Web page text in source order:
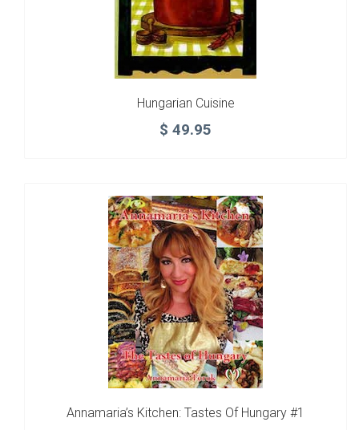
Hungarian Cuisine
$ 49.95
Annamaria’s Kitchen: Tastes Of Hungary #1